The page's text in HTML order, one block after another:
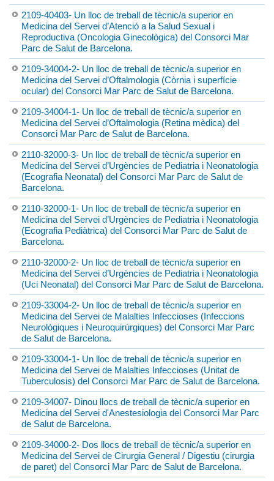
2109-40403- Un lloc de treball de tècnic/a superior en
Medicina del Servei d’Atenció a la Salud Sexual i
Reproductiva (Oncologia Ginecològica) del Consorci Mar
Parc de Salut de Barcelona.
2109-34004-2- Un lloc de treball de tècnic/a superior en
Medicina del Servei d’Oftalmologia (Còrnia i superfície
ocular) del Consorci Mar Parc de Salut de Barcelona.
2109-34004-1- Un lloc de treball de tècnic/a superior en
Medicina del Servei d’Oftalmologia (Retina mèdica) del
Consorci Mar Parc de Salut de Barcelona.
2110-32000-3- Un lloc de treball de tècnic/a superior en
Medicina del Servei d’Urgències de Pediatria i Neonatologia
(Ecografia Neonatal) del Consorci Mar Parc de Salut de
Barcelona.
2110-32000-1- Un lloc de treball de tècnic/a superior en
Medicina del Servei d’Urgències de Pediatria i Neonatologia
(Ecografia Pediàtrica) del Consorci Mar Parc de Salut de
Barcelona.
2110-32000-2- Un lloc de treball de tècnic/a superior en
Medicina del Servei d’Urgències de Pediatria i Neonatologia
(Uci Neonatal) del Consorci Mar Parc de Salut de Barcelona.
2109-33004-2- Un lloc de treball de tècnic/a superior en
Medicina del Servei de Malalties Infeccioses (Infeccions
Neurològiques i Neuroquirúrgiques) del Consorci Mar Parc
de Salut de Barcelona.
2109-33004-1- Un lloc de treball de tècnic/a superior en
Medicina del Servei de Malalties Infeccioses (Unitat de
Tuberculosis) del Consorci Mar Parc de Salut de Barcelona.
2109-34007- Dinou llocs de treball de tècnic/a superior en
Medicina del Servei d'Anestesiologia del Consorci Mar Parc
de Salut de Barcelona.
2109-34000-2- Dos llocs de treball de tècnic/a superior en
Medicina del Servei de Cirurgia General / Digestiu (cirurgia
de paret) del Consorci Mar Parc de Salut de Barcelona.